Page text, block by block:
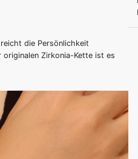
die Persönlichkeit
Zirkonia-Kette ist es